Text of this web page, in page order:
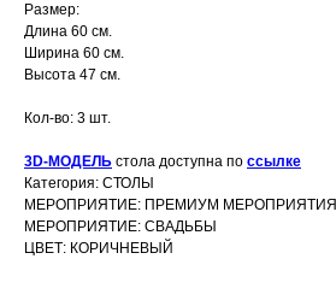
Размер:
Длина 60 см.
Ширина 60 см.
Высота 47 см.
Кол-во: 3 шт.
3D-МОДЕЛЬ стола доступна по ссылке
Категория: СТОЛЫ
МЕРОПРИЯТИЕ: ПРЕМИУМ МЕРОПРИЯТИЯ
МЕРОПРИЯТИЕ: СВАДЬБЫ
ЦВЕТ: КОРИЧНЕВЫЙ